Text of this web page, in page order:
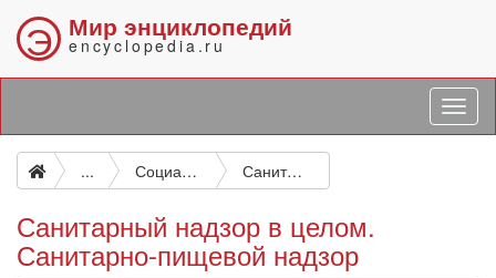
Э Мир энциклопедий
encyclopedia.ru
... Социальная гигиена. Организация здравоохранения. Санитария. Защита от несчастных случаев и их предупреждение. Пожарная охрана Санитарный надзор в целом. Санитарно-пищевой надзор
Санитарный надзор в целом.
Санитарно-пищевой надзор